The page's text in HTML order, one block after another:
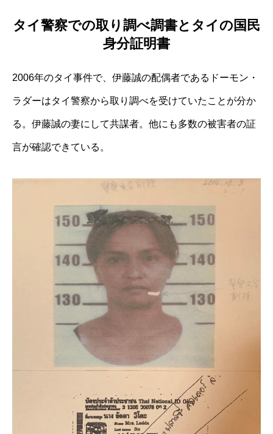
タイ警察での取り調べ調書とタイの国民
身分証明書
2006年のタイ事件で、伊藤誠の配偶者であるドーモン・
ラダーはタイ警察から取り調べを受けていたことが分か
る。伊藤誠の妻にして共謀者。他にも多数の被害者の証
言が確認できている。